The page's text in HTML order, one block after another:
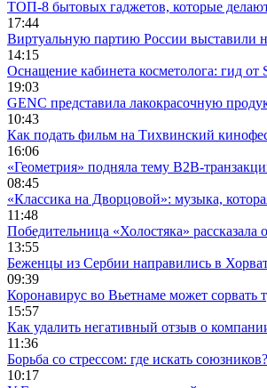
ТОП-8 бытовых гаджетов, которые
17:44
Виртуальную партию России выставили
14:15
Оснащение кабинета косметолога: гид от
19:03
GENC представила лакокрасочную
10:43
Как подать фильм на Тихвинский
16:06
«Геометрия» подняла тему B2B-
08:45
«Классика на Дворцовой»: музыка,
11:48
Победительница «Холостяка» рассказала
13:55
Беженцы из Сербии направились в
09:39
Коронавирус во Вьетнаме может сорвать
15:57
Как удалить негативный отзыв о
11:36
Борьба со стрессом: где искать союзников?
10:17